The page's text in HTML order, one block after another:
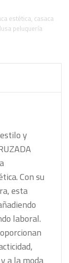
estética, casaca
peluquería
y
Con su
esta
laboral.
a la moda